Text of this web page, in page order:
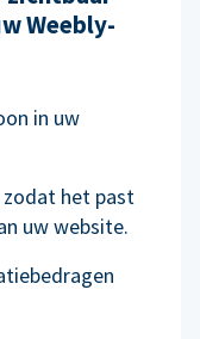
Weebly-
in uw
het past
uw website.